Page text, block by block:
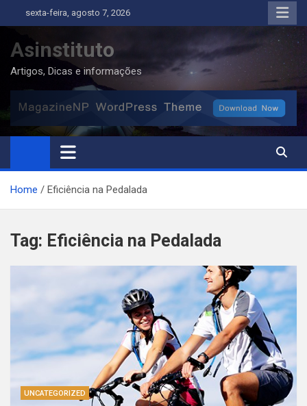
to
content
sexta-feira, agosto 7, 2026
Asinstituto
Artigos, Dicas e informações
Home Eficiência na Pedalada
Tag: Eficiência na Pedalada
UNCATEGORIZED